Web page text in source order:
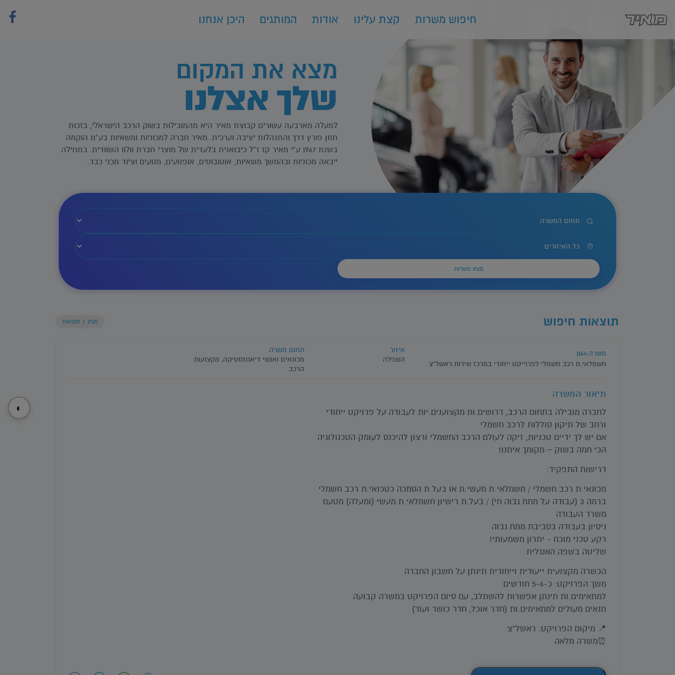
◐
לתוכן
חיפוש משרות קצת עלינו אודות המותגים היכן אנחנו
מצא את המקום
שלך אצלנו
למעלה מארבעה עשורים קבוצת מאיר היא מהמובילות בשוק הרכב הישראלי, בזכות
חזון פורץ דרך והתנהלות יציבה וערכית. מאיר חברה למכוניות ומשאיות בע”מ הוקמה
בשנת 1967 ע”י מאיר קז ז”ל כיבואנית בלעדית של מוצרי חברת וולוו השוודית. בתחילה
ייבאה מכוניות ובהמשך משאיות, אוטובוסים, אופנועים, מנועים וציוד מכני כבד.
משרה:1164
חשמלאי.ת רכב חשמלי לפרוייקט ייחודי במרכז שירות ראשל"צ
איזור
השפלה
תחום משרה
מכונאים ואנשי דיאגנוסטיקה, מקצועות
הרכב
תיאור המשרה
לחברה מובילה בתחום הרכב, דרושים.ות מקצוענים.יות לעבודה על פרויקט ייחודי
ורחב של תיקון סוללות לרכב חשמלי
אם יש לך ידיים טכניות, זיקה לעולם הרכב החשמלי ורצון להיכנס לעומק הטכנולוגיה
הכי חמה בשוק – מקומך איתנו!
דרישות התפקיד:
מכונאי.ת רכב חשמלי / חשמלאי.ת מעשי.ת או בעל.ת הסמכה כטכנאי.ת רכב חשמלי
ברמה 3 (עבודה על מתח גבוה חי) / בעל.ת רישיון חשמלאי.ת מעשי (ומעלה) מטעם
משרד העבודה
ניסיון בעבודה בסביבת מתח גבוה
רקע טכני מוכח - יתרון משמעותי!
שליטה בשפה האנגלית
הכשרה מקצועית ייעודית וייחודית תינתן על חשבון החברה
משך הפרויקט: כ-5-6 חודשים
למתאימים.ות תינתן אפשרות להשתלב, עם סיום הפרויקט במשרה קבועה
תנאים מעולים למתאימים.ות (חדר אוכל, חדר כושר ועוד)
📍 מיקום הפרויקט: ראשל"צ
⏰משרה מלאה
תוצאות חיפוש מציג 1 תוצאות